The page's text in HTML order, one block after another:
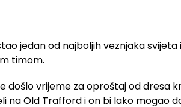
jedan od najboljih veznjaka svijeta
timom.
došlo vrijeme za oproštaj od dresa
na Old Trafford i on bi lako mogao